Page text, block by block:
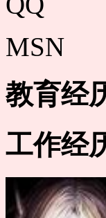
MSN
教育经
工作经